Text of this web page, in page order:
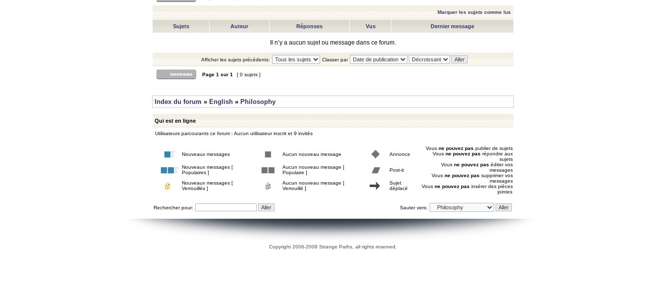
Marquer les sujets comme lus
Sujets Auteur Réponses Vus Dernier message
Il n’y a aucun sujet ou message dans ce forum.
Afficher les sujets précédents: Classer par
Page 1 sur 1 [ 0 sujets ]
Index du forum » English » Philosophy
Qui est en ligne
Utilisateurs parcourants ce forum : Aucun utilisateur inscrit et 9 invités
Nouveaux messages Aucun nouveau message Annonce
Nouveaux messages [
Populaires ]
Aucun nouveau message [
Populaire ]
Post-it
Nouveaux messages [
Verrouillés ]
Aucun nouveau message [
Verrouillé ]
Sujet
déplacé
Vous ne pouvez pas publier de sujets
Vous ne pouvez pas répondre aux
sujets
Vous ne pouvez pas éditer vos
messages
Vous ne pouvez pas supprimer vos
messages
Vous ne pouvez pas insérer des pièces
jointes
Rechercher pour: Sauter vers:
Copyright 2006-2008 Strange Paths, all rights reserved.